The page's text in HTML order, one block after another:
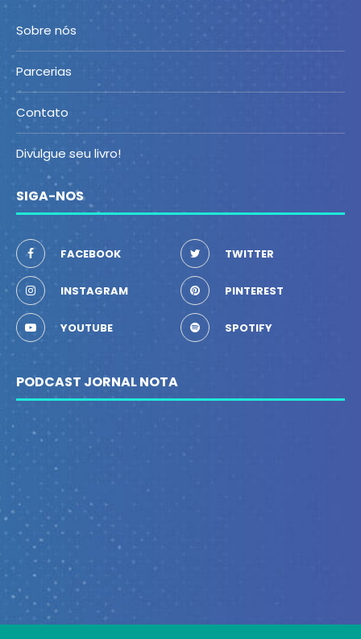
Sobre nós
Parcerias
Contato
Divulgue seu livro!
SIGA-NOS
FACEBOOK TWITTER
INSTAGRAM PINTEREST
YOUTUBE SPOTIFY
PODCAST JORNAL NOTA